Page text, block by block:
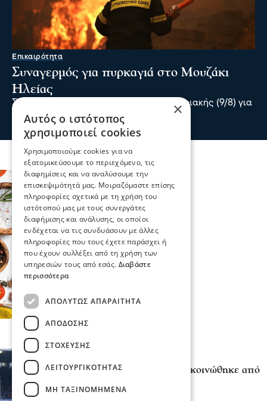
Επικαιρότητα
Συναγερμός για πυρκαγιά στο Μουζάκι
Ηλείας
Συναγερμός σήμανε το απόγευμα της Κυριακής (9/8) για
πυρκαγιά στο χωριό Μουζάκι Ηλείας.
πριν 1 ώρα
Ο Γιώργος Μασούρας ανακοινώθηκε από
×
Αυτός ο ιστότοπος
χρησιμοποιεί cookies
Χρησιμοποιούμε cookies για να
εξατομικεύσουμε το περιεχόμενο, τις
διαφημίσεις και να αναλύσουμε την
επισκεψιμότητά μας. Μοιραζόμαστε επίσης
πληροφορίες σχετικά με τη χρήση του
ιστότοπού μας με τους συνεργάτες
διαφήμισης και ανάλυσης, οι οποίοι
ενδέχεται να τις συνδυάσουν με άλλες
πληροφορίες που τους έχετε παράσχει ή
που έχουν συλλέξει από τη χρήση των
υπηρεσιών τους από εσάς. Διαβάστε
περισσότερα
ΑΠΟΛΎΤΩΣ ΑΠΑΡΑΊΤΗΤΑ
ΑΠΌΔΟΣΗΣ
ΣΤΌΧΕΥΣΗΣ
ΛΕΙΤΟΥΡΓΙΚΌΤΗΤΑΣ
ΜΗ ΤΑΞΙΝΟΜΗΜΈΝΑ